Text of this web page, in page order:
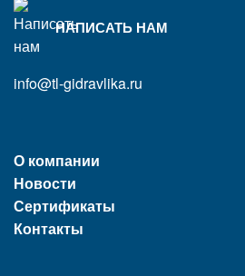
НАПИСАТЬ НАМ
info@tl-gidravlika.ru
О компании
Новости
Сертификаты
Контакты